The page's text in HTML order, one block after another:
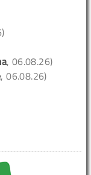
, 06.08.26)
, 06.08.26)